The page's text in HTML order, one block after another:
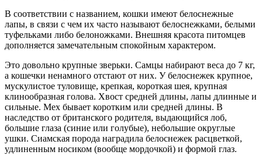
В соответствии с названием, кошки имеют белоснежные
лапы, в связи с чем их часто называют белоснежками, белыми
туфельками либо белоножками. Внешняя красота питомцев
дополняется замечательным спокойным характером.
Это довольно крупные зверьки. Самцы набирают веса до 7 кг,
а кошечки ненамного отстают от них. У белоснежек крупное,
мускулистое туловище, крепкая, короткая шея, крупная
клинообразная голова. Хвост средней длины, лапы длинные и
сильные. Мех бывает коротким или средней длины. В
наследство от британского родителя, выдающийся лоб,
большие глаза (синие или голубые), небольшие округлые
ушки. Сиамская порода наградила белоснежек расцветкой,
удлиненным носиком (вообще мордочкой) и формой глаз.